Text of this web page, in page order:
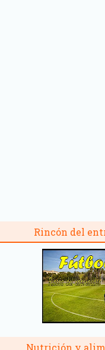
Rincón del
Nutrición y